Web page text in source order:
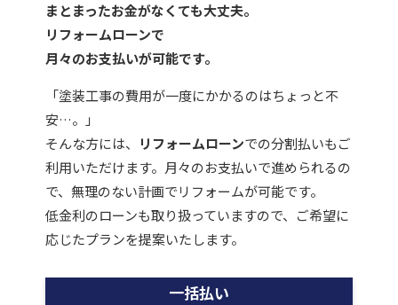
まとまったお金がなくても大丈夫。
リフォームローンで
月々のお支払いが可能です。
「塗装工事の費用が一度にかかるのはちょっと不
安…。」
そんな方には、
リフォームローンでの分割払いもご
利用いただけます。月々のお支払いで進められるの
で、無理のない計画でリフォームが可能です。
低金利のローンも取り扱っていますので、ご希望に
応じたプランを提案いたします。
一括払い